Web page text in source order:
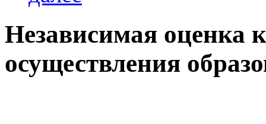
Независимая оценка
осуществления